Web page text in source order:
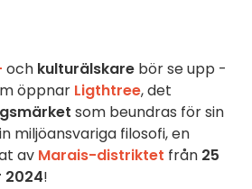
och kulturälskare bör se upp -
öppnar Ligthtree, det
som beundras för sin
miljöansvariga filosofi, en
av Marais-distriktet från 25
2024!